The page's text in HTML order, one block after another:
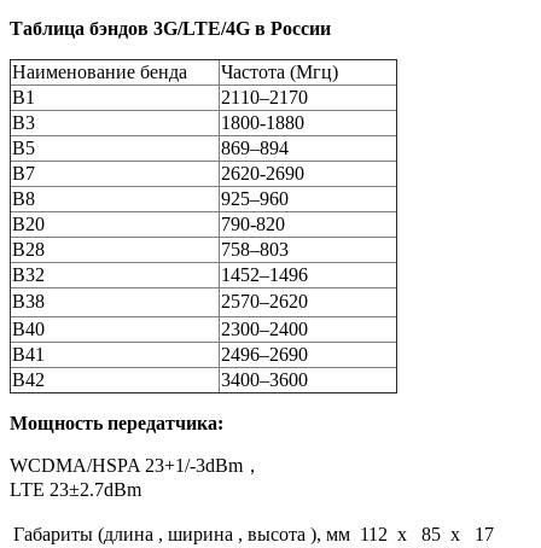
Таблица бэндов 3G/LTE/4G в России
Наименование бенда
Частота (Мгц)
B1
2110–2170
B3
1800-1880
B5
869–894
B7
2620-2690
B8
925–960
B20
790-820
B28
758–803
B32
1452–1496
B38
2570–2620
B40
2300–2400
B41
2496–2690
B42
3400–3600
Мощность передатчика:
WCDMA/HSPA 23+1/-3dBm，
LTE 23±2.7dBm
Габариты (длина , ширина , высота ), мм 112 x 85 x 17